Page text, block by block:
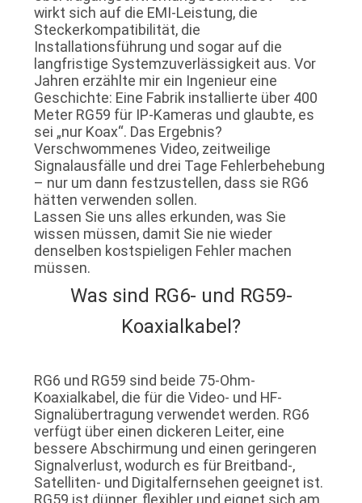
wirkt sich auf die EMI-Leistung, die
Steckerkompatibilität, die
Installationsführung und sogar auf die
langfristige Systemzuverlässigkeit aus. Vor
Jahren erzählte mir ein Ingenieur eine
Geschichte: Eine Fabrik installierte über 400
Meter RG59 für IP-Kameras und glaubte, es
sei „nur Koax“. Das Ergebnis?
Verschwommenes Video, zeitweilige
Signalausfälle und drei Tage Fehlerbehebung
– nur um dann festzustellen, dass sie RG6
hätten verwenden sollen.
Lassen Sie uns alles erkunden, was Sie
wissen müssen, damit Sie nie wieder
denselben kostspieligen Fehler machen
müssen.
Was sind RG6- und RG59-
Koaxialkabel?
RG6 und RG59 sind beide 75-Ohm-
Koaxialkabel, die für die Video- und HF-
Signalübertragung verwendet werden. RG6
verfügt über einen dickeren Leiter, eine
bessere Abschirmung und einen geringeren
Signalverlust, wodurch es für Breitband-,
Satelliten- und Digitalfernsehen geeignet ist.
RG59 ist dünner, flexibler und eignet sich am